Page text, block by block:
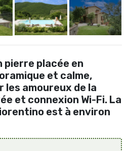
pierre placée en
et calme,
amoureux de la
et connexion Wi-Fi. La
est à environ